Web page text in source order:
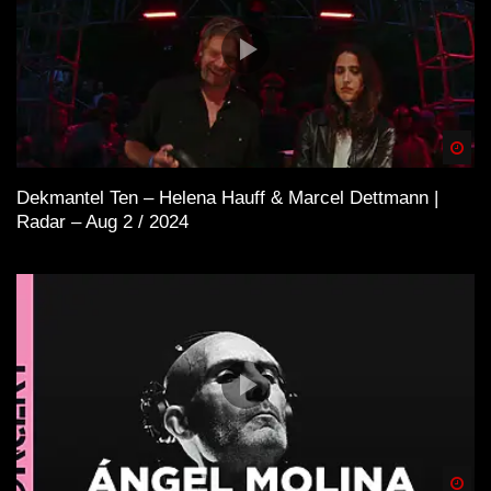
Dekmantel Ten – Helena Hauff & Marcel Dettmann |
Radar – Aug 2 / 2024